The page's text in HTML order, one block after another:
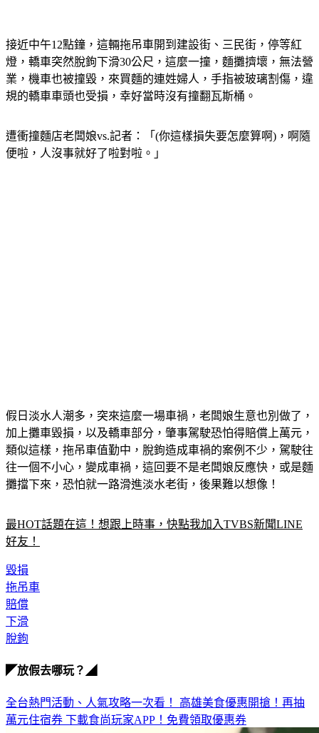
接近中午12點鐘，這輛拖吊車開到建設街、三民街，停等紅
燈，轎車突然脫鉤下滑30公尺，這麼一撞，麵攤擠壞，無法營
業，機車也被撞毀，來買麵的連姓婦人，手指被玻璃割傷，違
規的轎車車頭也受損，幸好當時沒有撞翻瓦斯桶。
遭衝撞麵店老闆娘vs.記者：「(你這樣損失要怎麼算啊)，啊隨
便啦，人沒事就好了啦對啦。」
假日淡水人潮多，突來這麼一場車禍，老闆娘生意也別做了，
加上攤車毀損，以及轎車部分，肇事駕駛恐怕得賠償上萬元，
類似這樣，拖吊車值勤中，脫鉤造成車禍的案例不少，駕駛往
往一個不小心，變成車禍，這回要不是老闆娘反應快，或是麵
攤擋下來，恐怕就一路滑進淡水老街，後果難以想像！
最HOT話題在這！想跟上時事，快點我加入TVBS新聞LINE
好友！
毀損
拖吊車
賠償
下滑
脫鉤
◤放假去哪玩？◢
全台熱門活動、人氣攻略一次看！ 高雄美食優惠開搶！再抽
萬元住宿券 下載食尚玩家APP！免費領取優惠券